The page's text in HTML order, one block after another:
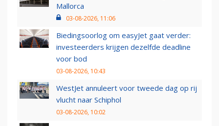
Mallorca
03-08-2026, 11:06
Biedingsoorlog om easyJet gaat verder:
investeerders krijgen dezelfde deadline
voor bod
03-08-2026, 10:43
WestJet annuleert voor tweede dag op rij
vlucht naar Schiphol
03-08-2026, 10:02